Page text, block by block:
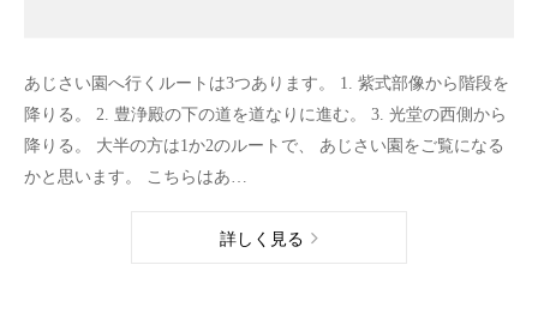
あじさい園へ行くルートは3つあります。 1. 紫式部像から階段を
降りる。 2. 豊浄殿の下の道を道なりに進む。 3. 光堂の西側から
降りる。 大半の方は1か2のルートで、 あじさい園をご覧になる
かと思います。 こちらはあ…
詳しく見る